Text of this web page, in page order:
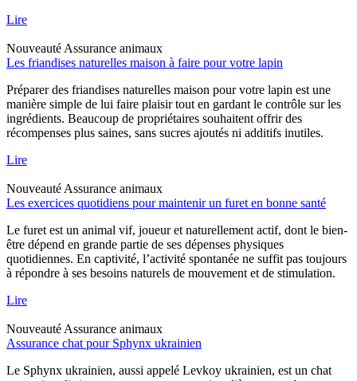
Lire
Nouveauté Assurance animaux
Les friandises naturelles maison à faire pour votre lapin
Préparer des friandises naturelles maison pour votre lapin est une
manière simple de lui faire plaisir tout en gardant le contrôle sur les
ingrédients. Beaucoup de propriétaires souhaitent offrir des
récompenses plus saines, sans sucres ajoutés ni additifs inutiles.
Lire
Nouveauté Assurance animaux
Les exercices quotidiens pour maintenir un furet en bonne santé
Le furet est un animal vif, joueur et naturellement actif, dont le bien-
être dépend en grande partie de ses dépenses physiques
quotidiennes. En captivité, l’activité spontanée ne suffit pas toujours
à répondre à ses besoins naturels de mouvement et de stimulation.
Lire
Nouveauté Assurance animaux
Assurance chat pour Sphynx ukrainien
Le Sphynx ukrainien, aussi appelé Levkoy ukrainien, est un chat